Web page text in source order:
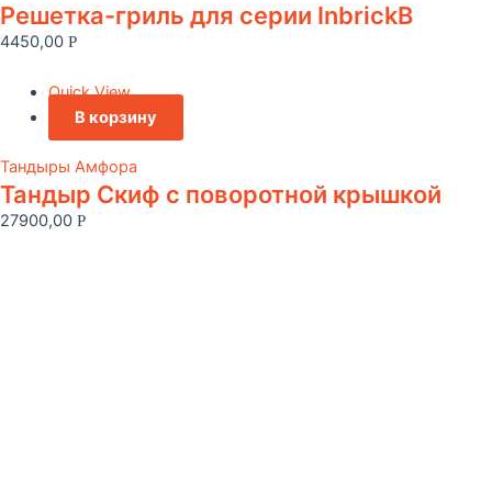
Решетка-гриль для серии InbrickВ
4450,00 Р
Quick View
В корзину
Тандыры Амфора
Тандыр Скиф с поворотной крышкой
27900,00 Р